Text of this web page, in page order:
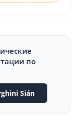
по
Sián